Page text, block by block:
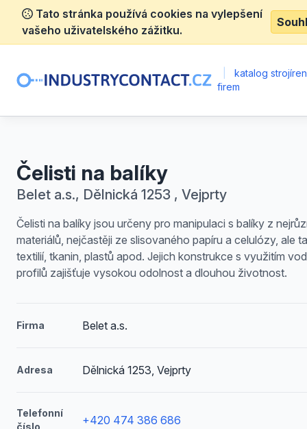
Tato stránka používá cookies na vylepšení
vašeho uživatelského zážitku.
katalog
firem
Čelisti na balíky
Belet a.s., Dělnická 1253 , Vejprty
Čelisti na balíky jsou určeny pro manipulaci s balíky z
materiálů, nejčastěji ze slisovaného papíru a celulózy, ale
textilií, tkanin, plastů apod. Jejich konstrukce s využitím
profilů zajišťuje vysokou odolnost a dlouhou životnost.
Firma Belet a.s.
Adresa Dělnická 1253, Vejprty
Telefonní
číslo
+420 474 386 686